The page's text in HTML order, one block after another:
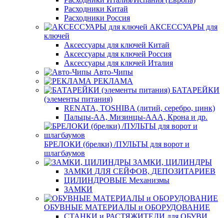
Расходники Китай
Расходники Россия
АКСЕССУАРЫ для
ключей
Аксессуары для ключей Китай
Аксессуары для ключей Россия
Аксессуары для ключей Италия
Авто-Чипы
РЕКЛАМА
БАТАРЕЙКИ
(элементы питания)
RENATA, TOSHIBA (литий, серебро, цинк)
Пальцы-АА, Мизинцы-ААА, Крона и др.
БРЕЛОКИ (брелки) /ПУЛЬТЫ для ворот и
шлагбаумов
ЗАМКИ, ЦИЛИНДРЫ
ЗАМКИ ДЛЯ СЕЙФОВ, ДЕПОЗИТАРИЕВ
ЦИЛИНДРОВЫЕ Механизмы
ЗАМКИ
ОБУВНЫЕ МАТЕРИАЛЫ и ОБОРУДОВАНИЕ